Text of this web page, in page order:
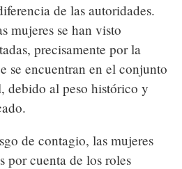
de las autoridades.
mujeres se han visto
precisamente por la
se encuentran en el conjunto
debido al peso histórico y
de contagio, las mujeres
por cuenta de los roles